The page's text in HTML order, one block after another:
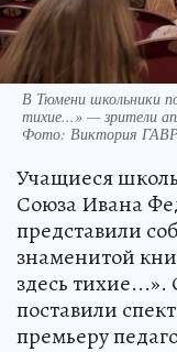
В Тюмени школьники
тихие...» — зрители
Фото: Виктория
Учащиеся
Союза Ивана
представили
знаменитой
здесь
поставили
премьеру